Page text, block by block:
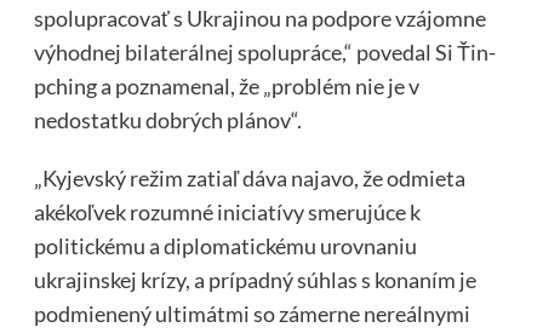
spolupracovať s Ukrajinou na podpore vzájomne
výhodnej bilaterálnej spolupráce,“ povedal Si Ťin-
pching a poznamenal, že „problém nie je v
nedostatku dobrých plánov“.
„Kyjevský režim zatiaľ dáva najavo, že odmieta
akékoľvek rozumné iniciatívy smerujúce k
politickému a diplomatickému urovnaniu
ukrajinskej krízy, a prípadný súhlas s konaním je
podmienený ultimátmi so zámerne nereálnymi